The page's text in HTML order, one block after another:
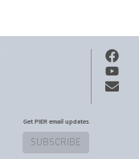
Get PIER email updates
SUBSCRIBE